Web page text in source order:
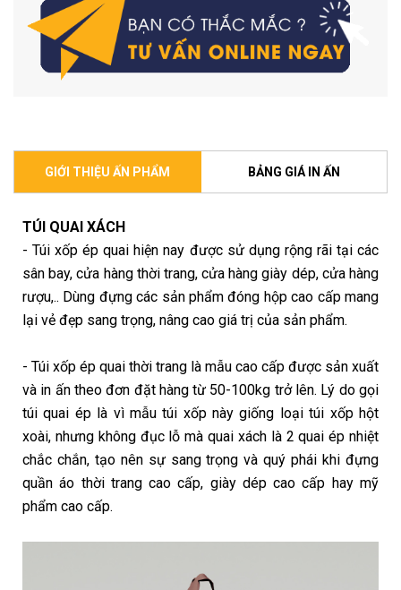
GIỚI THIỆU ẤN PHẨM BẢNG GIÁ IN ẤN
TÚI QUAI XÁCH
- Túi xốp ép quai hiện nay được sử dụng rộng rãi tại các
sân bay, cửa hàng thời trang, cửa hàng giày dép, cửa hàng
rượu,.. Dùng đựng các sản phẩm đóng hộp cao cấp mang
lại vẻ đẹp sang trọng, nâng cao giá trị của sản phẩm.
- Túi xốp ép quai thời trang là mẫu cao cấp được sản xuất
và in ấn theo đơn đặt hàng từ 50-100kg trở lên. Lý do gọi
túi quai ép là vì mẫu túi xốp này giống loại túi xốp hột
xoài, nhưng không đục lỗ mà quai xách là 2 quai ép nhiệt
chắc chắn, tạo nên sự sang trọng và quý phái khi đựng
quần áo thời trang cao cấp, giày dép cao cấp hay mỹ
phẩm cao cấp.